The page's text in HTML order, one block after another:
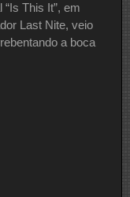
This It”, em
Last Nite, veio
a boca